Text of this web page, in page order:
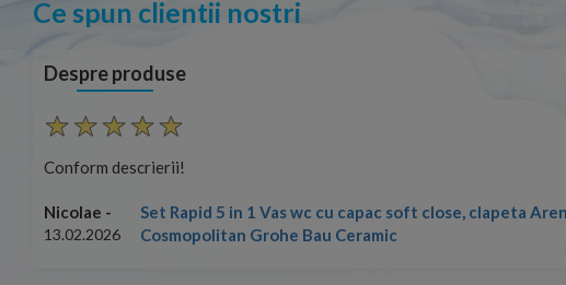
Ce spun clientii nostri
Despre produse
Conform descrierii!
Nicolae -
13.02.2026
Set Rapid 5 in 1 Vas wc cu capac soft close, clapeta
Cosmopolitan Grohe Bau Ceramic